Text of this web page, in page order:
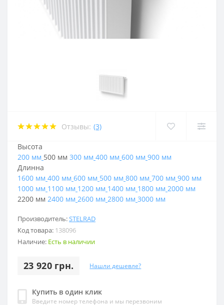
Отзывы: (3)
Производитель:STELRAD
Код товара: 138096
Наличие: Есть в наличии
23 920 грн. Нашли дешевле?
Купить в один клик
Введите номер телефона и мы перезвоним
Высота
200 мм 500 мм 300 мм 400 мм 600 мм 900 мм
Длинна
1600 мм 400 мм 600 мм 500 мм 800 мм 700 мм 900 мм
1000 мм 1100 мм 1200 мм 1400 мм 1800 мм 2000 мм
2200 мм 2400 мм 2600 мм 2800 мм 3000 мм